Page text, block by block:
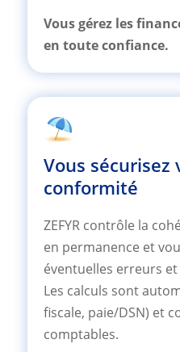
Vous gérez les
en toute confiance.
Vous sécurisez
conformité
ZEFYR contrôle la
en permanence et
éventuelles erreurs
Les calculs sont
fiscale, paie/DSN) et
comptables.